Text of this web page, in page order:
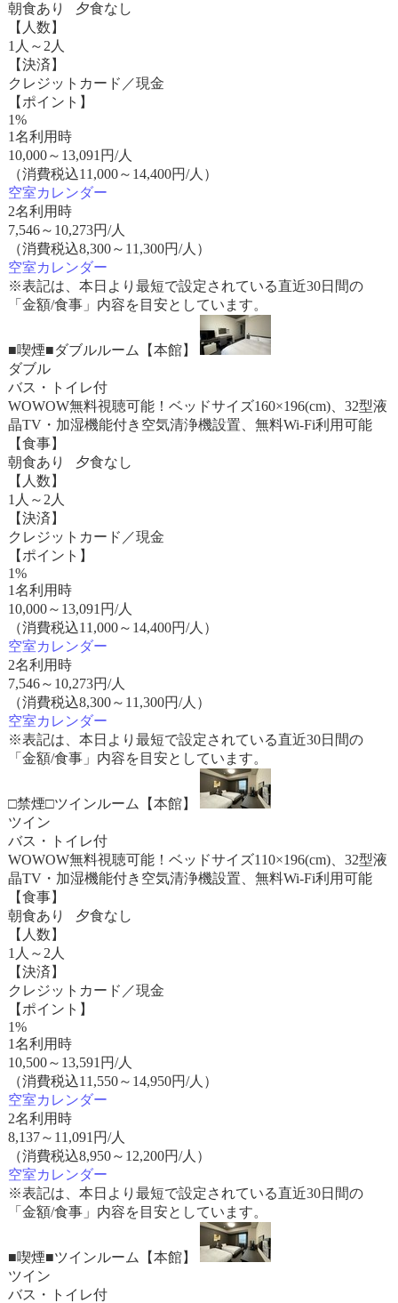
朝食あり 夕食なし
【人数】
1人～2人
【決済】
クレジットカード／現金
【ポイント】
1%
1名利用時
10,000～ 13,091 円/人
（消費税込11,000～14,400円/人）
空室カレンダー
2名利用時
7,546～ 10,273円/人
（消費税込8,300～11,300円/人）
空室カレンダー
※表記は、本日より最短で設定されている直近30日間の
「金額/食事」内容を目安としています。
■喫煙■ダブルルーム【本館】
ダブル
バス・トイレ付
WOWOW無料視聴可能！ベッドサイズ160×196(cm)、32型液
晶TV・加湿機能付き空気清浄機設置、無料Wi-Fi利用可能
【食事】
朝食あり 夕食なし
【人数】
1人～2人
【決済】
クレジットカード／現金
【ポイント】
1%
1名利用時
10,000～ 13,091 円/人
（消費税込11,000～14,400円/人）
空室カレンダー
2名利用時
7,546～ 10,273円/人
（消費税込8,300～11,300円/人）
空室カレンダー
※表記は、本日より最短で設定されている直近30日間の
「金額/食事」内容を目安としています。
□禁煙□ツインルーム【本館】
ツイン
バス・トイレ付
WOWOW無料視聴可能！ベッドサイズ110×196(cm)、32型液
晶TV・加湿機能付き空気清浄機設置、無料Wi-Fi利用可能
【食事】
朝食あり 夕食なし
【人数】
1人～2人
【決済】
クレジットカード／現金
【ポイント】
1%
1名利用時
10,500～ 13,591 円/人
（消費税込11,550～14,950円/人）
空室カレンダー
2名利用時
8,137～ 11,091 円/人
（消費税込8,950～12,200円/人）
空室カレンダー
※表記は、本日より最短で設定されている直近30日間の
「金額/食事」内容を目安としています。
■喫煙■ツインルーム【本館】
ツイン
バス・トイレ付